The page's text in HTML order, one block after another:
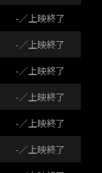
-／上映終了
-／上映終了
-／上映終了
-／上映終了
-／上映終了
-／上映終了